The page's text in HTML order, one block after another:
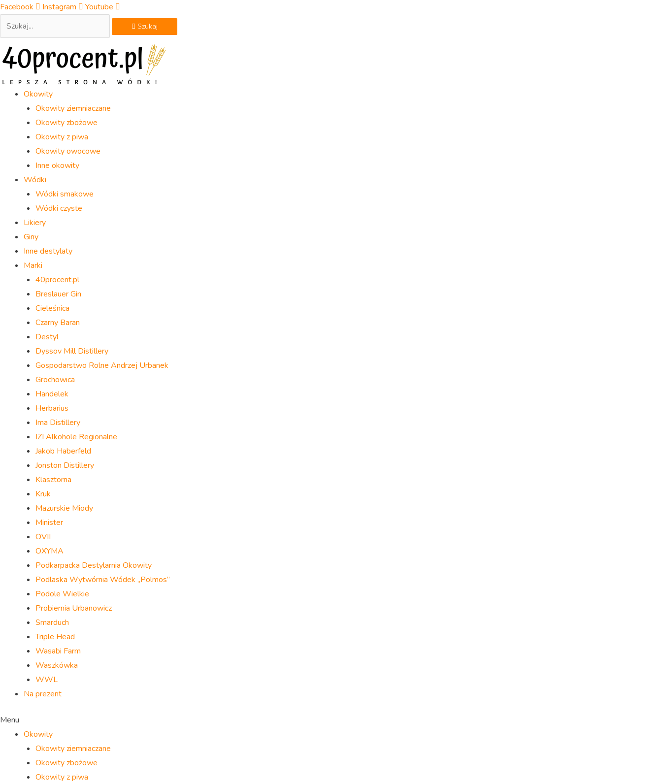
Skip
content
Facebook Instagram Youtube
Szukaj
Okowity
Okowity ziemniaczane
Okowity zbożowe
Okowity z piwa
Okowity owocowe
Inne okowity
Wódki
Wódki smakowe
Wódki czyste
Likiery
Giny
Inne destylaty
Marki
40procent.pl
Breslauer Gin
Cieleśnica
Czarny Baran
Destyl
Dyssov Mill Distillery
Gospodarstwo Rolne Andrzej Urbanek
Grochowica
Handelek
Herbarius
Ima Distillery
IZI Alkohole Regionalne
Jakob Haberfeld
Jonston Distillery
Klasztorna
Kruk
Mazurskie Miody
Minister
OVII
OXYMA
Podkarpacka Destylarnia Okowity
Podlaska Wytwórnia Wódek „Polmos”
Podole Wielkie
Probiernia Urbanowicz
Smarduch
Triple Head
Wasabi Farm
Waszkówka
WWL
Na prezent
Menu
Okowity
Okowity ziemniaczane
Okowity zbożowe
Okowity z piwa